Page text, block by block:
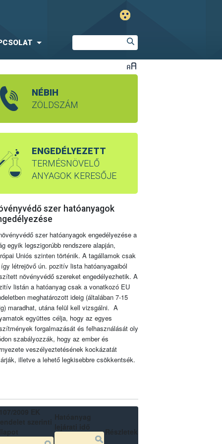
NÉBIH
ZÖLDSZÁM
ENGEDÉLYEZETT
TERMÉSNÖVELŐ
ANYAGOK KERESŐJE
szer hatóanyagok
szer hatóanyagok engedélyezése a
egyik legszigorúbb rendszere alapján,
Uniós szinten történik. A tagállamok csak
létrejövő ún. pozitív lista hatóanyagaiból
növényvédő szereket engedélyezhetik. A
listán a hatóanyag csak a vonatkozó EU
meghatározott ideig (általában 7-15
maradhat, utána felül kell vizsgálni. A
együttes célja, hogy az egyes
forgalmazását és felhasználását oly
szabályozzák, hogy az ember és
veszélyeztetésének kockázatát
illetve a lehető legkisebbre csökkentsék.